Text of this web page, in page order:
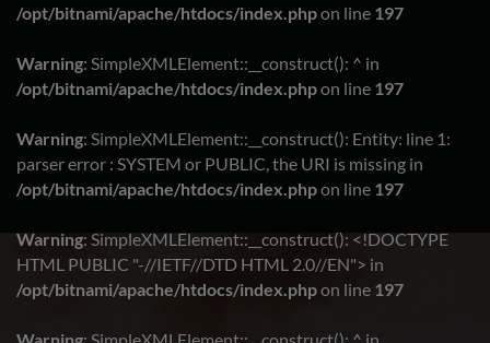
/opt/bitnami/apache/htdocs/index.phpon line 197
Warning: SimpleXMLElement::__construct(): ^ in
/opt/bitnami/apache/htdocs/index.phpon line 197
Warning: SimpleXMLElement::__construct(): Entity: line 1:
parser error : SYSTEM or PUBLIC, the URI is missing in
/opt/bitnami/apache/htdocs/index.phpon line 197
Warning: SimpleXMLElement::__construct(): <!DOCTYPE
HTML PUBLIC "-//IETF//DTD HTML 2.0//EN"> in
/opt/bitnami/apache/htdocs/index.phpon line 197